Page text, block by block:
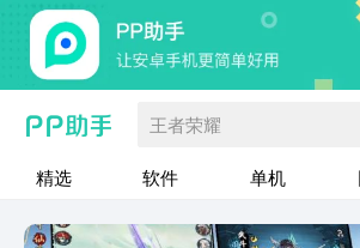
王者荣耀
精选 软件 单机